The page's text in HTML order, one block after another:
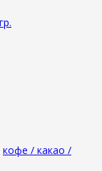
кофе / какао /